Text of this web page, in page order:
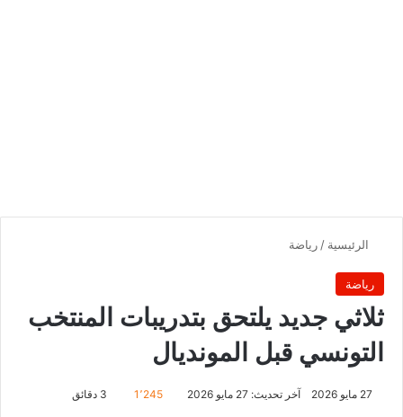
الرئيسية / رياضة
رياضة
ثلاثي جديد يلتحق بتدريبات المنتخب
التونسي قبل المونديال
27 مايو 2026 آخر تحديث: 27 مايو 2026 1٬245